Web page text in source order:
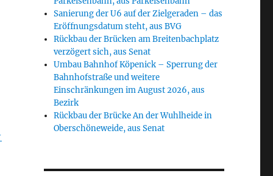
Sanierung der U6 auf der Zielgeraden – das
Eröffnungsdatum steht, aus BVG
Rückbau der Brücken am Breitenbachplatz
verzögert sich, aus Senat
Umbau Bahnhof Köpenick – Sperrung der
Bahnhofstraße und weitere
Einschränkungen im August 2026, aus
Bezirk
Rückbau der Brücke An der Wuhlheide in
Oberschöneweide, aus Senat